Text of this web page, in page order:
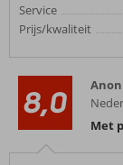
Service
Prijs/kwaliteit
8,0
Met